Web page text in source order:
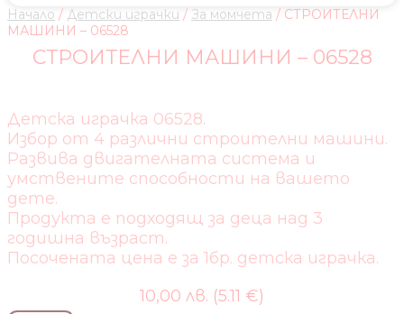
Начало / Детски играчки / За момчета / СТРОИТЕЛНИ
МАШИНИ – 06528
СТРОИТЕЛНИ МАШИНИ – 06528
Детска играчка 06528.
Избор от 4 различни строителни машини.
Развива двигателната система и
умствените способности на вашето
дете.
Продукта е подходящ за деца над 3
годишна възраст.
Посочената цена е за 1бр. детска играчка.
10,00 лв. (5.11 €)